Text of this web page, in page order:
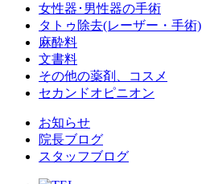
女性器･男性器の手術
タトゥ除去(レーザー・手術)
麻酔料
文書料
その他の薬剤、コスメ
セカンドオピニオン
お知らせ
院長ブログ
スタッフブログ